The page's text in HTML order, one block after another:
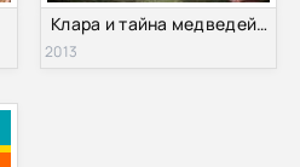
Клара и тайна медведей (2013)
2013